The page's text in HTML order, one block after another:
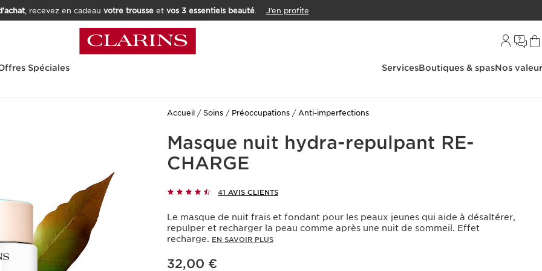
, recevez en cadeau votre trousseet vos 3 essentiels beauté. J’en profite
Spéciales ServicesBoutiques & spasNos
Accueil Soins Préoccupations Anti-imperfections
Masque nuit hydra-repulpant RE-
CHARGE
41 AVIS CLIENTS
Le masque de nuit frais et fondant pour les peaux jeunes qui aide à désaltérer,
repulper et recharger la peau comme après une nuit de sommeil. Effet
recharge. EN SAVOIR PLUS
Nouveau prix 32,00 €
32,00 €